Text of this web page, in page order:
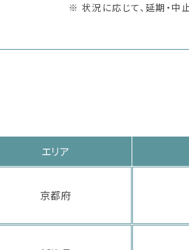
※ 状況に応じて、延期・中
エリア
京都府